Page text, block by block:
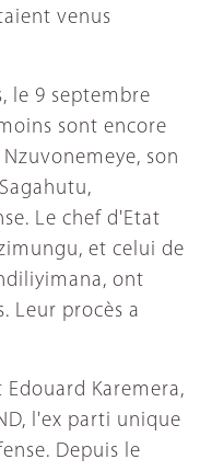
venus
le 9 septembre
sont encore
son
Le chef d'Etat
et celui de
ont
Leur procès a
Edouard Karemera,
l'ex parti unique
Depuis le